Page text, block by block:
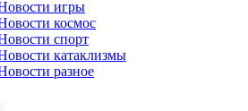
игры
космос
спорт
катаклизмы
разное